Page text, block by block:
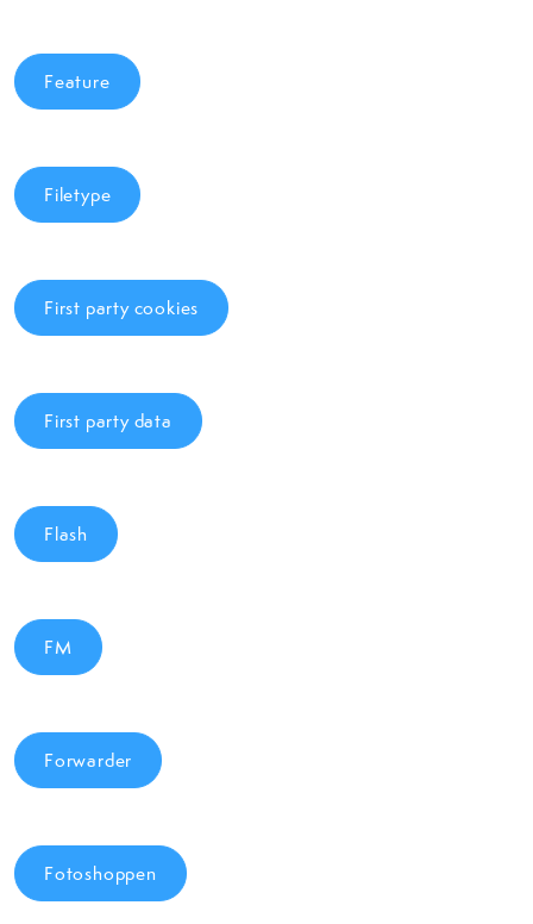
Feature
Filetype
First party cookies
First party data
Flash
FM
Forwarder
Fotoshoppen